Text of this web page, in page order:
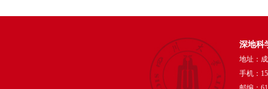
深地科
地址：
手机：